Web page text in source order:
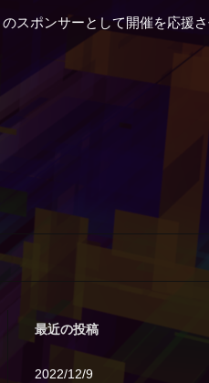
スポンサーとして開催を応援
最近の投稿
2022/12/9